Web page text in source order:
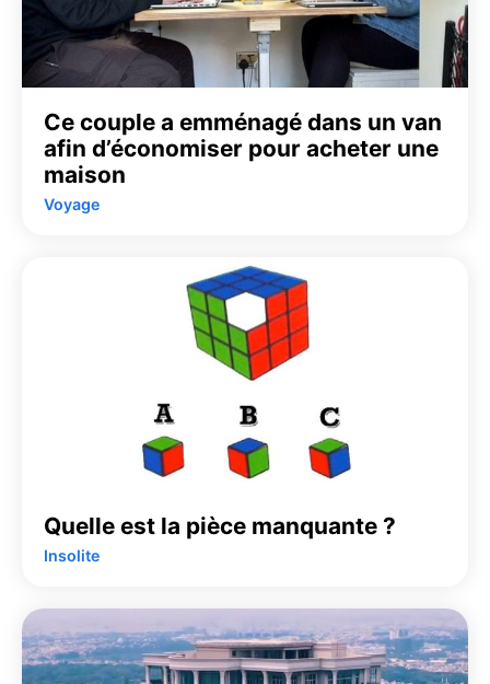
Ce couple a emménagé dans un van
afin d’économiser pour acheter une
maison
Voyage
Quelle est la pièce manquante ?
Insolite